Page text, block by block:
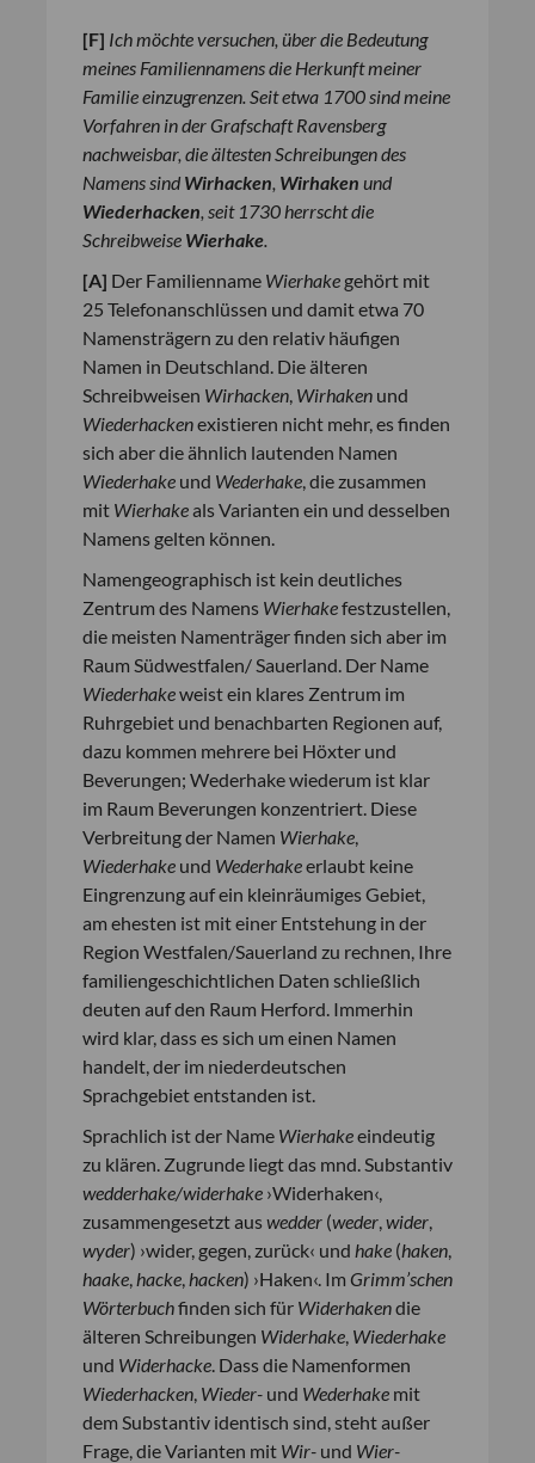
[F] Ich möchte versuchen, über die Bedeutung
meines Familiennamens die Herkunft meiner
Familie einzugrenzen. Seit etwa 1700 sind meine
Vorfahren in der Grafschaft Ravensberg
nachweisbar, die ältesten Schreibungen des
Namens sind Wirhacken, Wirhaken und
Wiederhacken, seit 1730 herrscht die
Schreibweise Wierhake.
[A] Der Familienname Wierhake gehört mit
25 Telefonanschlüssen und damit etwa 70
Namensträgern zu den relativ häufigen
Namen in Deutschland. Die älteren
Schreibweisen Wirhacken, Wirhaken und
Wiederhackenexistieren nicht mehr, es finden
sich aber die ähnlich lautenden Namen
Wiederhake und Wederhake, die zusammen
mit Wierhakeals Varianten ein und desselben
Namens gelten können.
Namengeographisch ist kein deutliches
Zentrum des Namens Wierhakefestzustellen,
die meisten Namenträger finden sich aber im
Raum Südwestfalen/ Sauerland. Der Name
Wiederhakeweist ein klares Zentrum im
Ruhrgebiet und benachbarten Regionen auf,
dazu kommen mehrere bei Höxter und
Beverungen; Wederhake wiederum ist klar
im Raum Beverungen konzentriert. Diese
Verbreitung der Namen Wierhake,
Wiederhake und Wederhakeerlaubt keine
Eingrenzung auf ein kleinräumiges Gebiet,
am ehesten ist mit einer Entstehung in der
Region Westfalen/Sauerland zu rechnen, Ihre
familiengeschichtlichen Daten schließlich
deuten auf den Raum Herford. Immerhin
wird klar, dass es sich um einen Namen
handelt, der im niederdeutschen
Sprachgebiet entstanden ist.
Sprachlich ist der Name Wierhakeeindeutig
zu klären. Zugrunde liegt das mnd. Substantiv
wedderhake/widerhake ›Widerhaken‹,
zusammengesetzt auswedder (weder,wider,
wyder) ›wider, gegen, zurück‹ und hake (haken,
haake,hacke,hacken) ›Haken‹. Im Grimm’schen
Wörterbuchfinden sich für Widerhakendie
älteren Schreibungen Widerhake, Wiederhake
und Widerhacke. Dass die Namenformen
Wiederhacken, Wieder- und Wederhake mit
dem Substantiv identisch sind, steht außer
Frage, die Varianten mit Wir- und Wier-